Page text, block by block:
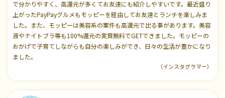
で分かりやすく、高還元が多くてお友達にも紹介しやすいです。最近盛り
上がったPayPayグルメもモッピーを経由してお友達とランチを楽しみま
した。また、モッピーは美容系の案件も高還元で出る事があります。美容
液やナイトブラ等も100%還元の実質無料でGETできました。モッピーの
おかげで子育てしながらも自分の楽しみができ、日々の生活が豊かになり
ました。
（インスタグラマー）